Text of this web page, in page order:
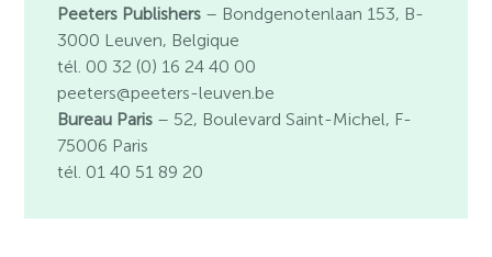
Peeters Publishers – Bondgenotenlaan 153, B-
3000 Leuven, Belgique
tél. 00 32 (0) 16 24 40 00
peeters@peeters-leuven.be
Bureau Paris – 52, Boulevard Saint-Michel, F-
75006 Paris
tél. 01 40 51 89 20